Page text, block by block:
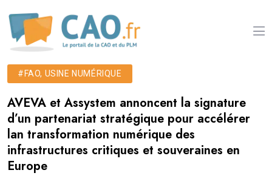
#FAO, USINE NUMÉRIQUE
AVEVA et Assystem annoncent la signature
d’un partenariat stratégique pour accélérer
lan transformation numérique des
infrastructures critiques et souveraines en
Europe